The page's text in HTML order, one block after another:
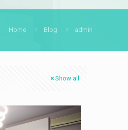
Home Blog admin
Show all